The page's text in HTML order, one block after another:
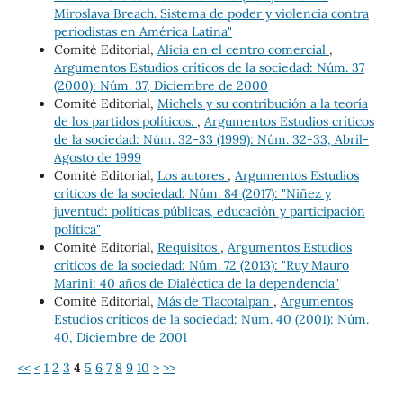
Miroslava Breach. Sistema de poder y violencia contra
periodistas en América Latina"
Comité Editorial, Alicia en el centro comercial ,
Argumentos Estudios críticos de la sociedad: Núm. 37
(2000): Núm. 37, Diciembre de 2000
Comité Editorial, Michels y su contribución a la teoría
de los partidos políticos. , Argumentos Estudios críticos
de la sociedad: Núm. 32-33 (1999): Núm. 32-33, Abril-
Agosto de 1999
Comité Editorial, Los autores , Argumentos Estudios
críticos de la sociedad: Núm. 84 (2017): "Niñez y
juventud: políticas públicas, educación y participación
política"
Comité Editorial, Requisitos , Argumentos Estudios
críticos de la sociedad: Núm. 72 (2013): "Ruy Mauro
Marini: 40 años de Dialéctica de la dependencia"
Comité Editorial, Más de Tlacotalpan , Argumentos
Estudios críticos de la sociedad: Núm. 40 (2001): Núm.
40, Diciembre de 2001
<< < 1 2 3 4 5 6 7 8 9 10 > >>